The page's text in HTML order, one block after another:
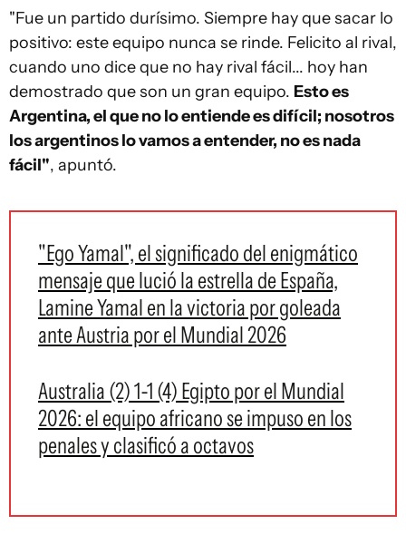
"Fue un partido durísimo. Siempre hay que sacar lo
positivo: este equipo nunca se rinde. Felicito al rival,
cuando uno dice que no hay rival fácil... hoy han
demostrado que son un gran equipo. Esto es
Argentina, el que no lo entiende es difícil; nosotros
los argentinos lo vamos a entender, no es nada
fácil", apuntó.
"Ego Yamal", el significado del enigmático
mensaje que lució la estrella de España,
Lamine Yamal en la victoria por goleada
ante Austria por el Mundial 2026
Australia (2) 1-1 (4) Egipto por el Mundial
2026: el equipo africano se impuso en los
penales y clasificó a octavos